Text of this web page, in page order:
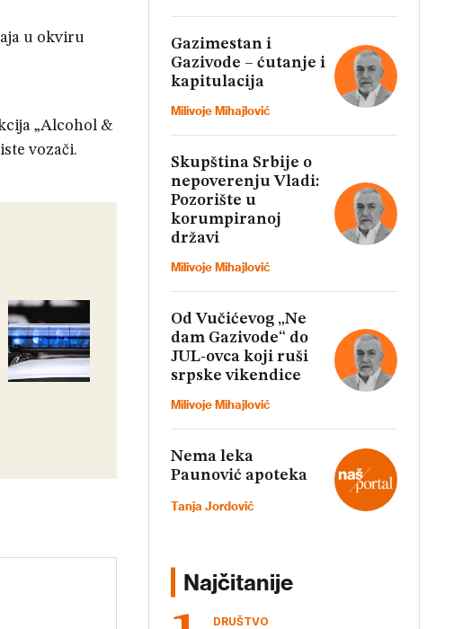
u okviru
„Alcohol &
vozači.
Gazimestan i
Gazivode – ćutanje i
kapitulacija
Milivoje Mihajlović
Skupština Srbije o
nepoverenju Vladi:
Pozorište u
korumpiranoj
državi
Milivoje Mihajlović
Od Vučićevog „Ne
dam Gazivode“ do
JUL-ovca koji ruši
srpske vikendice
Milivoje Mihajlović
Nema leka
Paunović apoteka
Tanja Jordović
Najčitanije
DRUŠTVO